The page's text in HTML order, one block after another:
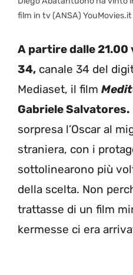
film in tv (ANSA) YouMovies.it
A partire dalle 21.00
34, canale 34 del
Mediaset, il film
Gabriele Salvatores.
sorpresa l’Oscar al
straniera, con i
sottolinearono più
della scelta. Non
trattasse di un film
kermesse ci era